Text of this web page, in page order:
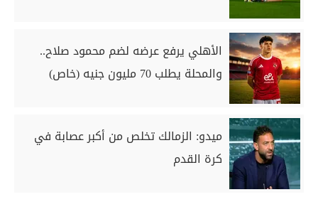
الأهلي يرفع عرضه لضم محمود صلاح..
والمحلة يطلب 70 مليون جنيه (خاص)
ميدو: الزمالك تخلص من أكبر عصابة في
كرة القدم